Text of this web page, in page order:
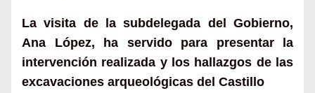
La visita de la subdelegada del Gobierno,
Ana López, ha servido para presentar la
intervención realizada y los hallazgos de las
excavaciones arqueológicas del Castillo